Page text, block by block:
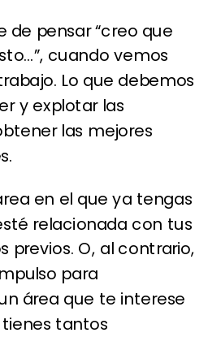
de pensar “creo que
cuando vemos
Lo que debemos
y explotar las
las mejores
en el que ya tengas
relacionada con tus
previos. O, al contrario,
para
área que te interese
tantos